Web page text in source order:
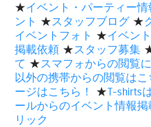
★イベント・パーティー情
ント ★スタッフブログ ★
イベントフォト ★イベン
掲載依頼 ★スタッフ募集
て ★スマフォからの閲覧
以外の携帯からの閲覧はこ
ージはこちら！
★T-shirts
ールからのイベント情報
リック